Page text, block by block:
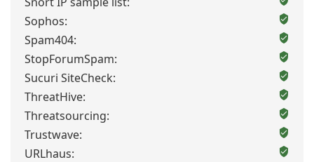
Sophos:
Spam404:
StopForumSpam:
Sucuri SiteCheck:
ThreatHive:
Threatsourcing:
Trustwave:
URLhaus: